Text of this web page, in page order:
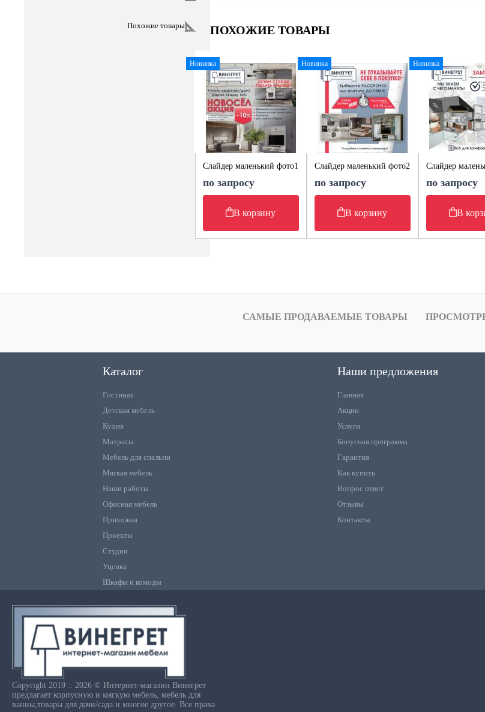
Похожие товары ПОХОЖИЕ ТОВАРЫ
Новинка
Слайдер маленький фото1
по запросу
В корзину
Новинка
Слайдер маленький фото2
по запросу
В корзину
Новинка
Слайдер
по запросу
В
САМЫЕ ПРОДАВАЕМЫЕ ТОВАРЫ
Каталог
Гостиная
Детская мебель
Кухня
Матрасы
Мебель для спальни
Мягкая мебель
Наши работы
Офисная мебель
Прихожая
Проекты
Студия
Уценка
Шкафы и комоды
Наши предложения
Главная
Акции
Услуги
Бонусная программа
Гарантия
Как купить
Вопрос ответ
Отзывы
Контакты
Copyright 2019 :: 2026 © Интернет-магазин Винегрет
предлагает корпусную и мягкую мебель, мебель для
ванны,товары для дачи/сада и многое другое. Все права